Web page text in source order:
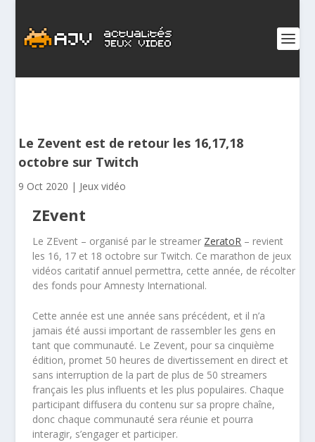
Le Zevent est de retour les 16,17,18
octobre sur Twitch
9 Oct 2020 | Jeux vidéo
ZEvent
Le ZEvent – organisé par le streamer ZeratoR – revient
les 16, 17 et 18 octobre sur Twitch. Ce marathon de jeux
vidéos caritatif annuel permettra, cette année, de récolter
des fonds pour Amnesty International.
Cette année est une année sans précédent, et il n’a
jamais été aussi important de rassembler les gens en
tant que communauté. Le Zevent, pour sa cinquième
édition, promet 50 heures de divertissement en direct et
sans interruption de la part de plus de 50 streamers
français les plus influents et les plus populaires. Chaque
participant diffusera du contenu sur sa propre chaîne,
donc chaque communauté sera réunie et pourra
interagir, s’engager et participer.